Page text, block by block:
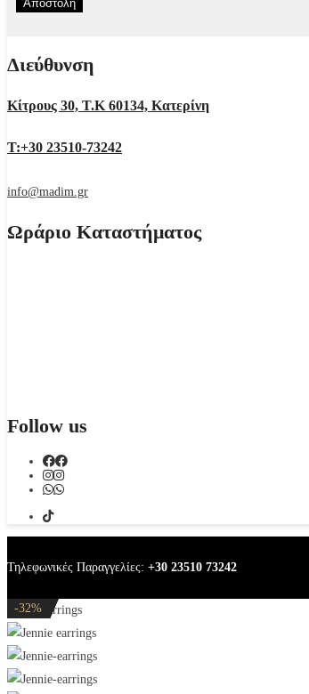
Διεύθυνση
Κίτρους 30, Τ.Κ 60134, Κατερίνη
Τ:+30 23510-73242
info@madim.gr
Ωράριο Καταστήματος
Follow us
Τηλεφωνικές Παραγγελίες: +30 23510 73242
Jennie earrings
-20%
-20%
-20%
-20%
-32%